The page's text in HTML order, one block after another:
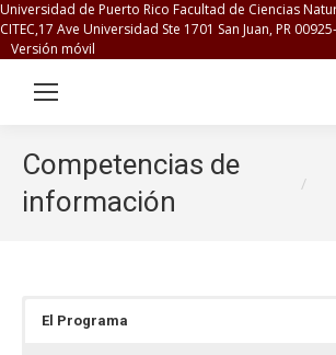
Universidad de Puerto Rico Facultad de Ciencias
CITEC,17 Ave Universidad Ste 1701 San Juan, PR
Versión móvil
Competencias de
información
El Programa